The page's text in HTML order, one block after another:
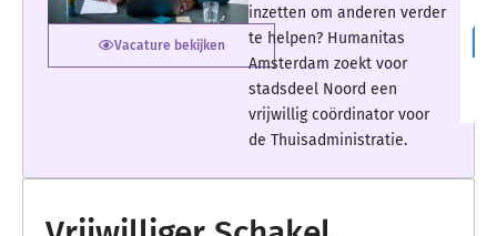
Vacature bekijken
inzetten om anderen verder
te helpen? Humanitas
Amsterdam zoekt voor
stadsdeel Noord een
vrijwillig coördinator voor
de Thuisadministratie.